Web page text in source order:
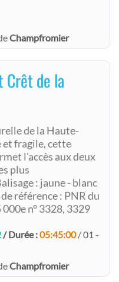
Champfromier
Crêt de la
de la Haute-
et fragile, cette
l'accès aux deux
plus
: jaune - blanc
référence : PNR du
n° 3328, 3329
/ Durée :05:45:00/ 01 -
Champfromier